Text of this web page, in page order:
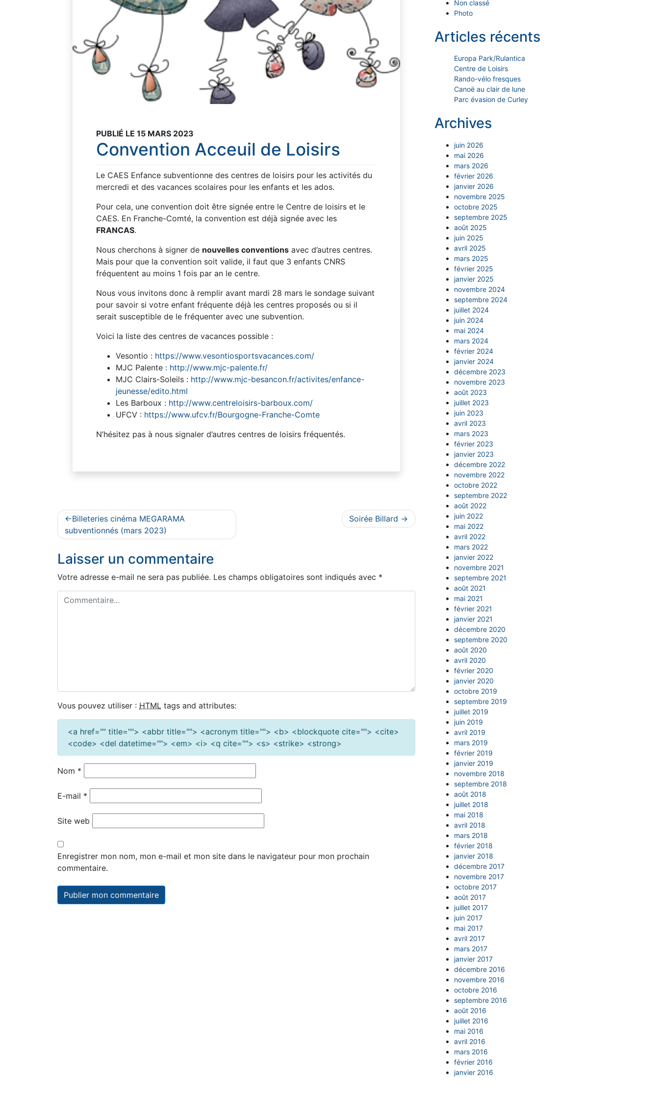
PUBLIÉ LE 15 MARS 2023
Convention Acceuil de Loisirs
Le CAES Enfance subventionne des centres de loisirs pour les activités du
mercredi et des vacances scolaires pour les enfants et les ados.
Pour cela, une convention doit être signée entre le Centre de loisirs et le
CAES. En Franche-Comté, la convention est déjà signée avec les
FRANCAS.
Nous cherchons à signer de nouvelles conventions avec d’autres centres.
Mais pour que la convention soit valide, il faut que 3 enfants CNRS
fréquentent au moins 1 fois par an le centre.
Nous vous invitons donc à remplir avant mardi 28 mars le sondage suivant
pour savoir si votre enfant fréquente déjà les centres proposés ou si il
serait susceptible de le fréquenter avec une subvention.
Voici la liste des centres de vacances possible :
Vesontio : https://www.vesontiosportsvacances.com/
MJC Palente : http://www.mjc-palente.fr/
MJC Clairs-Soleils : http://www.mjc-besancon.fr/activites/enfance-
jeunesse/edito.html
Les Barboux : http://www.centreloisirs-barboux.com/
UFCV : https://www.ufcv.fr/Bourgogne-Franche-Comte
N’hésitez pas à nous signaler d’autres centres de loisirs fréquentés.
Navigation
de
l’article
Billeteries cinéma MEGARAMA
subventionnés (mars 2023)
Soirée Billard
Laisser un commentaire
Votre adresse e-mail ne sera pas publiée. Les champs obligatoires sont indiqués avec *
Vous pouvez utiliser : HTML tags and attributes:
<a href="" title=""> <abbr title=""> <acronym title=""> <b> <blockquote cite=""> <cite>
<code> <del datetime=""> <em> <i> <q cite=""> <s> <strike> <strong>
Nom *
E-mail *
Site web
Enregistrer mon nom, mon e-mail et mon site dans le navigateur pour mon prochain
commentaire.
Non classé
Photo
Articles récents
Europa Park/Rulantica
Centre de Loisirs
Rando-vélo fresques
Canoë au clair de lune
Parc évasion de Curley
Archives
juin 2026
mai 2026
mars 2026
février 2026
janvier 2026
novembre 2025
octobre 2025
septembre 2025
août 2025
juin 2025
avril 2025
mars 2025
février 2025
janvier 2025
novembre 2024
septembre 2024
juillet 2024
juin 2024
mai 2024
mars 2024
février 2024
janvier 2024
décembre 2023
novembre 2023
août 2023
juillet 2023
juin 2023
avril 2023
mars 2023
février 2023
janvier 2023
décembre 2022
novembre 2022
octobre 2022
septembre 2022
août 2022
juin 2022
mai 2022
avril 2022
mars 2022
janvier 2022
novembre 2021
septembre 2021
août 2021
mai 2021
février 2021
janvier 2021
décembre 2020
septembre 2020
août 2020
avril 2020
février 2020
janvier 2020
octobre 2019
septembre 2019
juillet 2019
juin 2019
avril 2019
mars 2019
février 2019
janvier 2019
novembre 2018
septembre 2018
août 2018
juillet 2018
mai 2018
avril 2018
mars 2018
février 2018
janvier 2018
décembre 2017
novembre 2017
octobre 2017
août 2017
juillet 2017
juin 2017
mai 2017
avril 2017
mars 2017
janvier 2017
décembre 2016
novembre 2016
octobre 2016
septembre 2016
août 2016
juillet 2016
mai 2016
avril 2016
mars 2016
février 2016
janvier 2016